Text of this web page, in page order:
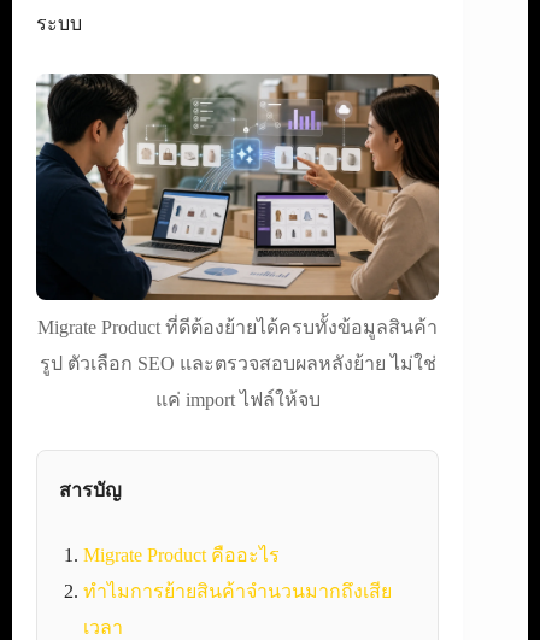
ระบบ
Migrate Product ที่ดีต้องย้ายได้ครบทั้งข้อมูลสินค้า
รูป ตัวเลือก SEO และตรวจสอบผลหลังย้าย ไม่ใช่
แค่ import ไฟล์ให้จบ
สารบัญ
Migrate Product คืออะไร
ทำไมการย้ายสินค้าจำนวนมากถึงเสีย
เวลา